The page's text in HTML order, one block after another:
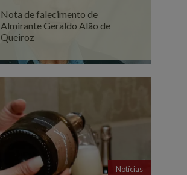
Nota de falecimento de
Almirante Geraldo Alão de
Queiroz
Notícias